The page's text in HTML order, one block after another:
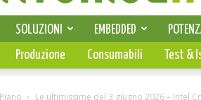
SOLUZIONI EMBEDDED
PCB
Produzione Consumabili Test &
Le ultimissime del 3 giugno 2026 – Intel